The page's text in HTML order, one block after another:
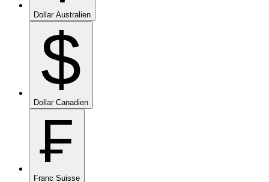
Dollar Australien
$
Dollar Canadien
₣
Franc Suisse